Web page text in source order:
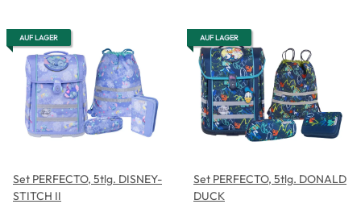
AUF LAGER
Set PERFECTO, 5tlg. DISNEY-
STITCH II
AUF LAGER
Set PERFECTO, 5tlg. DONALD
DUCK